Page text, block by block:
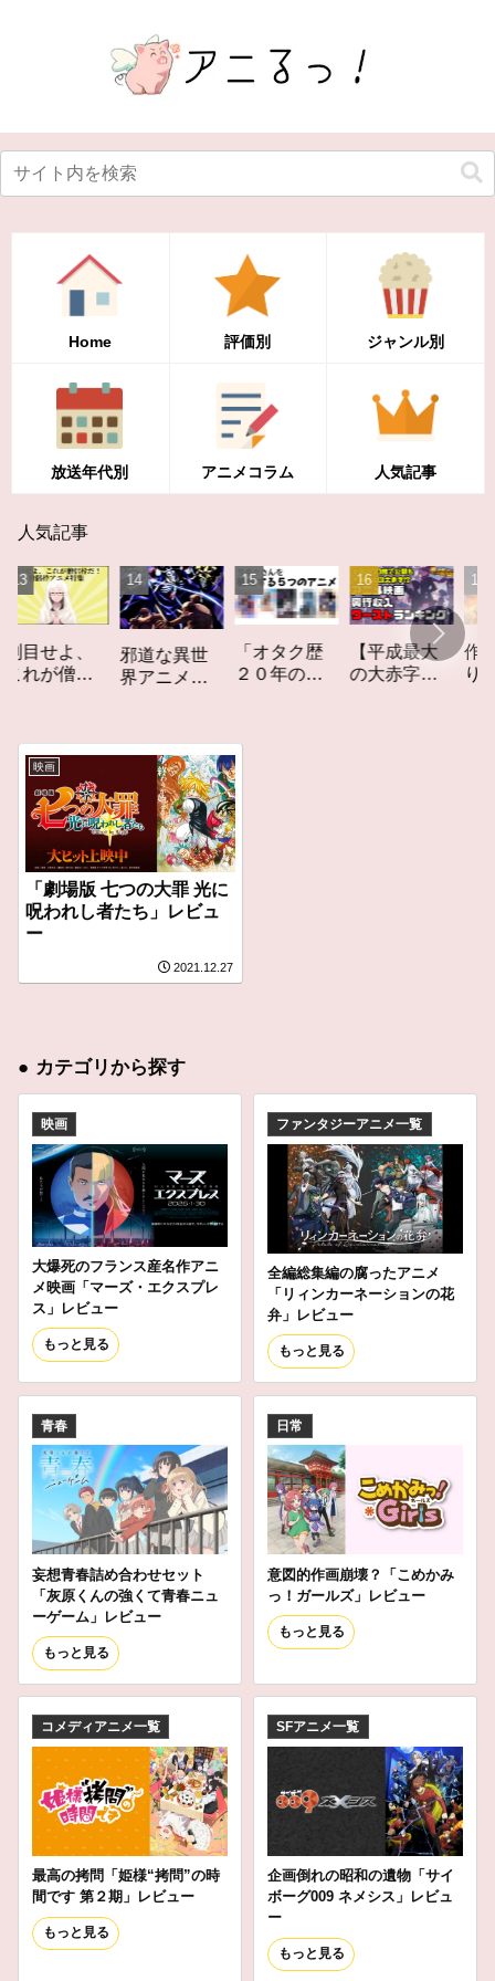
Home 評価別 ジャンル別
放送年代別 アニメコラム 人気記事
人気記事
よ、
僧侶
集ア
ラム
邪道な異世
界アニメ
ビュー
「オタク歴
２０年の私
メ」アニメ
コラム #私を
構成する5つ
のアニメ
【平成最大
の大赤字】
作家性の
りかす「
映画
「劇場版 七つの大罪 光に
呪われし者たち」レビュ
ー
2021.12.27
● カテゴリから探す
映画
大爆死のフランス産名作アニ
メ映画「マーズ・エクスプレ
ス」レビュー
もっと見る
ファンタジーアニメ一覧
全編総集編の腐ったアニメ
「リィンカーネーションの花
弁」レビュー
もっと見る
青春
妄想青春詰め合わせセット
「灰原くんの強くて青春ニュ
ーゲーム」レビュー
もっと見る
日常
意図的作画崩壊？「こめかみ
っ！ガールズ」レビュー
もっと見る
コメディアニメ一覧
最高の拷問「姫様“拷問”の時
間です 第２期」レビュー
もっと見る
SFアニメ一覧
企画倒れの昭和の遺物「サイ
ボーグ009 ネメシス」レビュ
ー
もっと見る